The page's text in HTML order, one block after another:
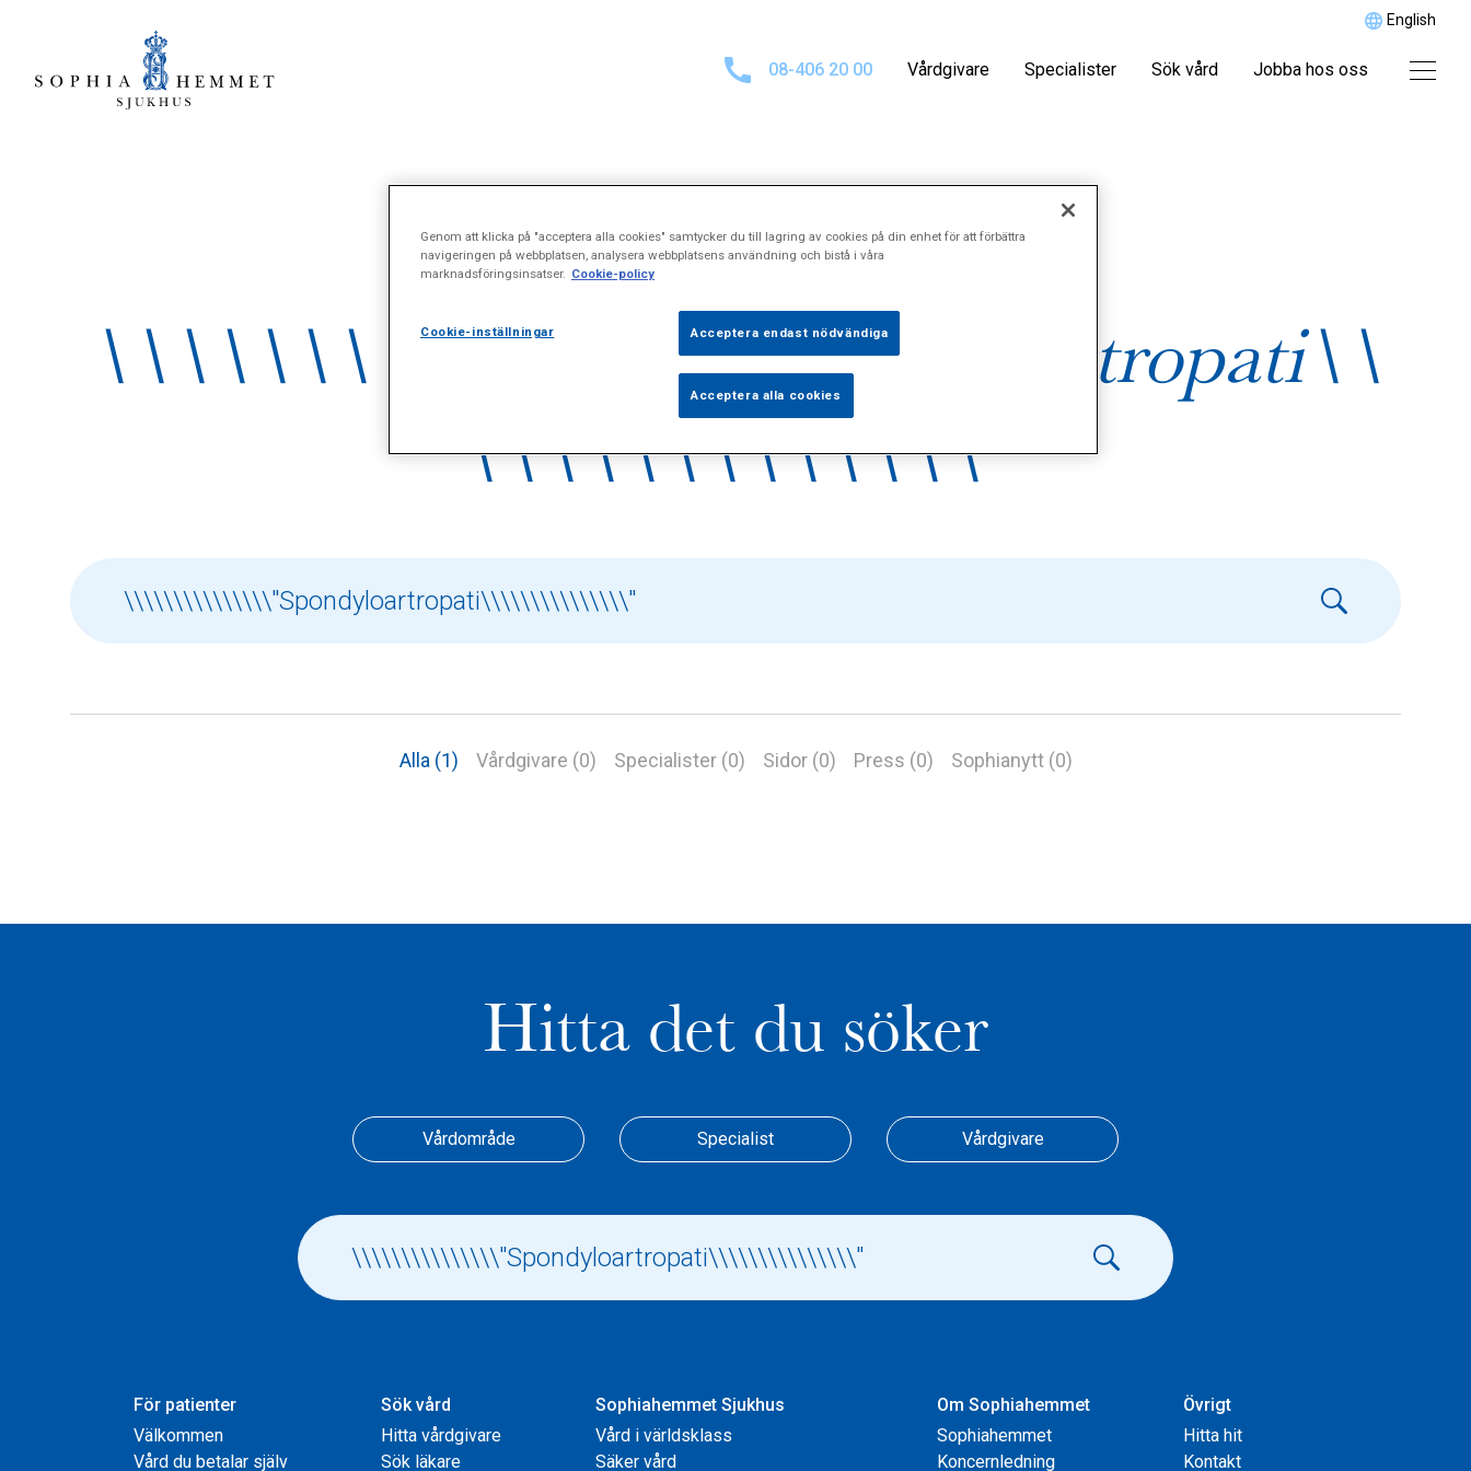
English
08-406 20 00 Vårdgivare Specialister Sök vård Jobba hos oss
Sökresultat för
\\\\\\\\\\\\\\\"Spondyloartropati\\
\\\\\\\\\\\\\"
Alla (1) Vårdgivare (0) Specialister (0) Sidor (0) Press (0) Sophianytt (0)
Hitta det du söker
Vårdområde Specialist Vårdgivare
För patienter
Välkommen
Vård du betalar själv
Sök vård
Hitta vårdgivare
Sök läkare
Sophiahemmet Sjukhus
Vård i världsklass
Säker vård
Om Sophiahemmet
Sophiahemmet
Koncernledning
Övrigt
Hitta hit
Kontakt
Genom att klicka på "acceptera alla cookies" samtycker du till lagring av cookies på din enhet för att förbättra
navigeringen på webbplatsen, analysera webbplatsens användning och bistå i våra
marknadsföringsinsatser. Cookie-policy
Cookie-inställningar Acceptera endast nödvändiga
Acceptera alla cookies